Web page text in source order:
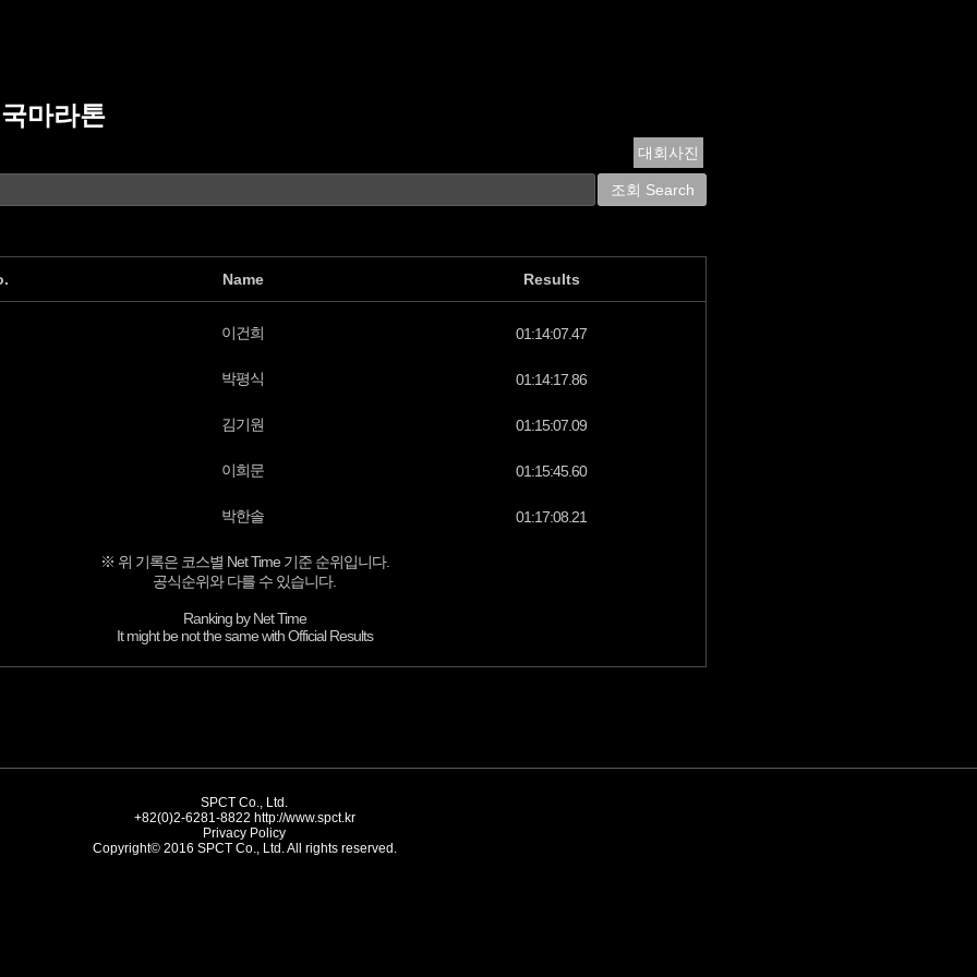
마라톤
대회사진
Name Results
이건희 01:14:07.47
박평식 01:14:17.86
김기원 01:15:07.09
이희문 01:15:45.60
박한솔 01:17:08.21
※ 위 기록은 코스별 Net Time 기준 순위입니다.
공식순위와 다를 수 있습니다.
Ranking by Net Time
It might be not the same with Official Results
SPCT Co., Ltd.
+82(0)2-6281-8822 http://www.spct.kr
Privacy Policy
Copyright© 2016 SPCT Co., Ltd. All rights reserved.